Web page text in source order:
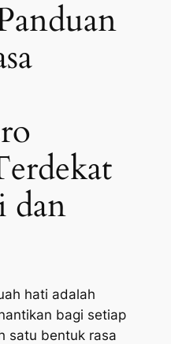
dan
hati adalah
bagi setiap
satu bentuk rasa